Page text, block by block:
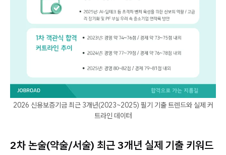
2026 신용보증기금 최근 3개년(2023~2025) 필기 기출 트렌드와 실제 커
트라인 데이터
2차 논술(약술/서술) 최근 3개년 실제 기출 키워드